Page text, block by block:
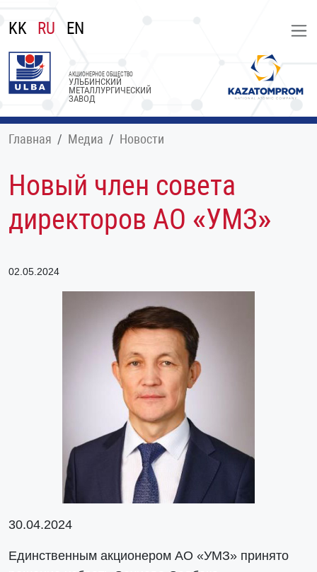
KK RU EN
УЛЬБИНСКИЙ
МЕТАЛЛУРГИЧЕСКИЙ
ЗАВОД
АКЦИОНЕРНОЕ ОБЩЕСТВО
Главная Медиа Новости
Новый член совета
директоров АО «УМЗ»
02.05.2024
30.04.2024
Единственным акционером АО «УМЗ» принято